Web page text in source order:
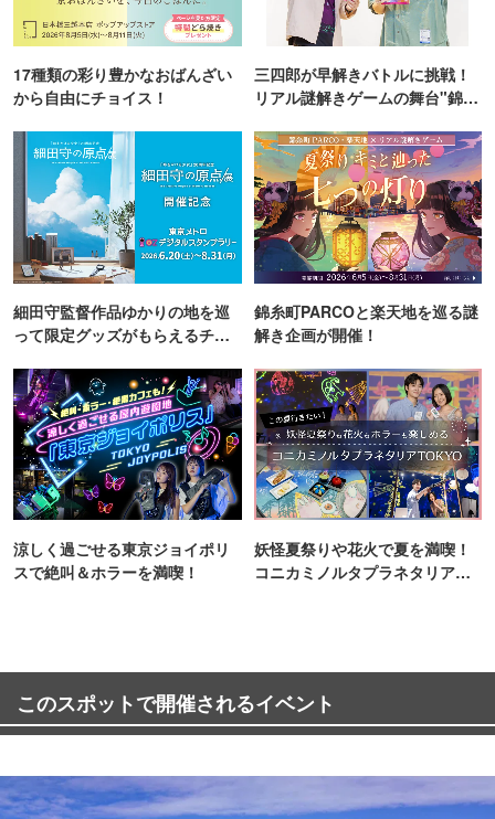
17種類の彩り豊かなおばんざい
から自由にチョイス！
三四郎が早解きバトルに挑戦！
リアル謎解きゲームの舞台"錦糸
細田守監督作品ゆかりの地を巡
って限定グッズがもらえるチャ
錦糸町PARCOと楽天地を巡る謎
解き企画が開催！
涼しく過ごせる東京ジョイポリ
スで絶叫＆ホラーを満喫！
妖怪夏祭りや花火で夏を満喫！
コニカミノルタプラネタリア
このスポットで開催されるイベント